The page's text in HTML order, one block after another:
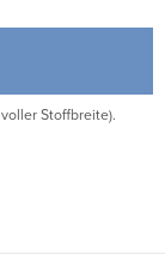
Stoffbreite).